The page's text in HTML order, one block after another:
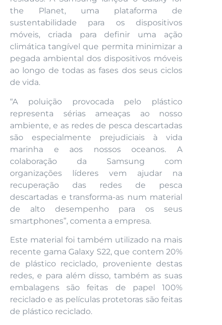
the Planet, uma plataforma de
sustentabilidade para os dispositivos
móveis, criada para definir uma ação
climática tangível que permita minimizar a
pegada ambiental dos dispositivos móveis
ao longo de todas as fases dos seus ciclos
de vida.
“A poluição provocada pelo plástico
representa sérias ameaças ao nosso
ambiente, e as redes de pesca descartadas
são especialmente prejudiciais à vida
marinha e aos nossos oceanos. A
colaboração da Samsung com
organizações líderes vem ajudar na
recuperação das redes de pesca
descartadas e transforma-as num material
de alto desempenho para os seus
smartphones”, comenta a empresa.
Este material foi também utilizado na mais
recente gama Galaxy S22, que contem 20%
de plástico reciclado, proveniente destas
redes, e para além disso, também as suas
embalagens são feitas de papel 100%
reciclado e as películas protetoras são feitas
de plástico reciclado.